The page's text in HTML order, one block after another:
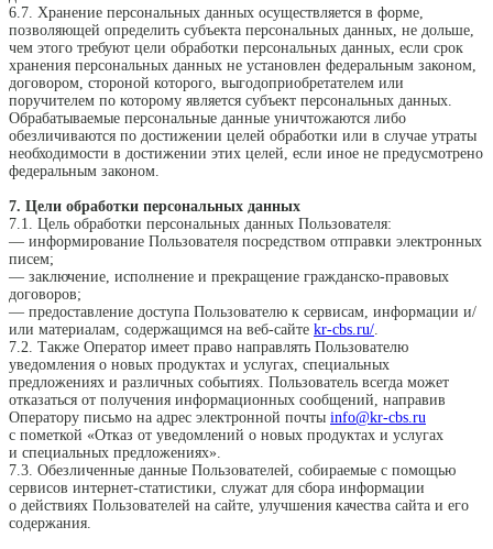
6.7. Хранение персональных данных осуществляется в форме,
позволяющей определить субъекта персональных данных, не дольше,
чем этого требуют цели обработки персональных данных, если срок
хранения персональных данных не установлен федеральным законом,
договором, стороной которого, выгодоприобретателем или
поручителем по которому является субъект персональных данных.
Обрабатываемые персональные данные уничтожаются либо
обезличиваются по достижении целей обработки или в случае утраты
необходимости в достижении этих целей, если иное не предусмотрено
федеральным законом.
7. Цели обработки персональных данных
7.1. Цель обработки персональных данных Пользователя:
— информирование Пользователя посредством отправки электронных
писем;
— заключение, исполнение и прекращение гражданско-правовых
договоров;
— предоставление доступа Пользователю к сервисам, информации и/
или материалам, содержащимся на веб-сайте kr-cbs.ru/.
7.2. Также Оператор имеет право направлять Пользователю
уведомления о новых продуктах и услугах, специальных
предложениях и различных событиях. Пользователь всегда может
отказаться от получения информационных сообщений, направив
Оператору письмо на адрес электронной почты info@kr-cbs.ru
с пометкой «Отказ от уведомлений о новых продуктах и услугах
и специальных предложениях».
7.3. Обезличенные данные Пользователей, собираемые с помощью
сервисов интернет-статистики, служат для сбора информации
о действиях Пользователей на сайте, улучшения качества сайта и его
содержания.